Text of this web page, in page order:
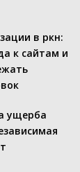
в ркн:
к сайтам и
ущерба